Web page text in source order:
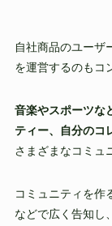
自社商品のユーザ
を運営するのもコ
音楽やスポーツな
ティー、自分のコ
さまざまなコミュ
コミュニティを作
などで広く告知し